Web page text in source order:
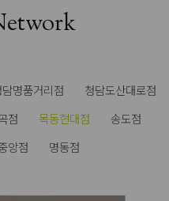
담명품거리점
청담도산대로점
점 목동현대점
송도점
앙점 명동점